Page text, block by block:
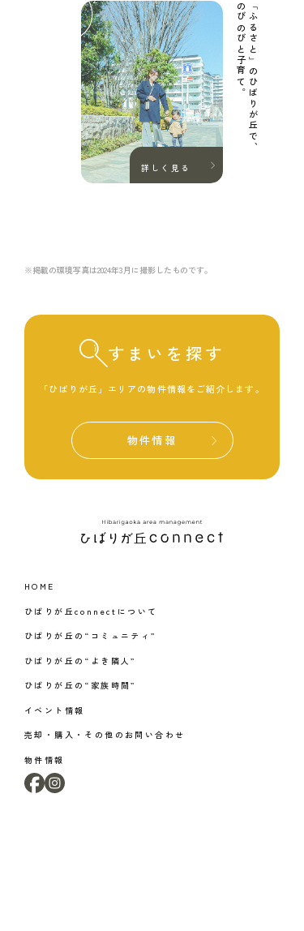
詳しく見る
「ふるさと」のひばりが丘で、
のびのびと子育て。
※掲載の環境写真は2024年3月に撮影したものです。
すまいを探す
「ひばりが丘」エリアの物件情報をご紹介します。
物件情報
HOME
ひばりが丘connectについて
ひばりが丘の“コミュニティ”
ひばりが丘の“よき隣人”
ひばりが丘の“家族時間”
イベント情報
売却・購入・その他のお問い合わせ
物件情報